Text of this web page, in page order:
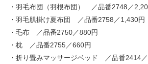
・羽毛布団（羽根布団） ／品番2748／
・羽毛肌掛け夏布団 ／品番2758／1,430円
・毛布 ／品番2750／880円
・枕 ／品番2755／660円
・折り畳みマッサージベッド ／品番2414